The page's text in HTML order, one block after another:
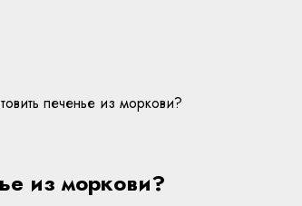
печенье из моркови?
из моркови?